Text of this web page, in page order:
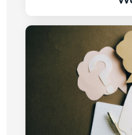
Lire
7 questions à vous
de votre